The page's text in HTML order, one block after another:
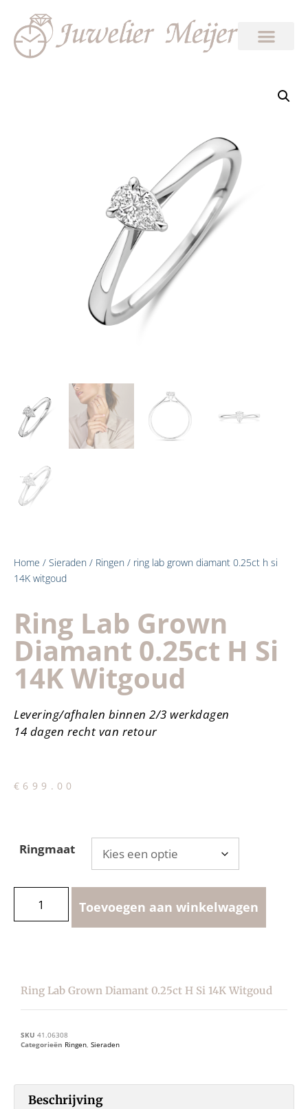
Home / Sieraden / Ringen / ring lab grown diamant 0.25ct h si
14K witgoud
Ring Lab Grown
Diamant 0.25ct H Si
14K Witgoud
Levering/afhalen binnen 2/3 werkdagen
14 dagen recht van retour
€ 699.00
Ringmaat
Toevoegen aan winkelwagen
Ring Lab Grown Diamant 0.25ct H Si 14K Witgoud
SKU 41.06308
Categorieën Ringen, Sieraden
Beschrijving